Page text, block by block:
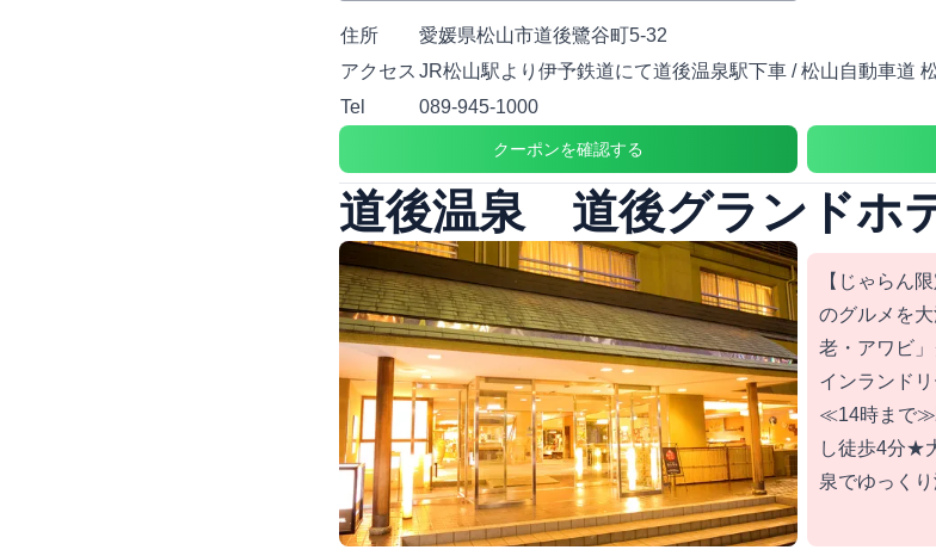
住所
愛媛県松山市道後鷺谷町5-32
アクセス JR松山駅より伊予鉄道にて道後温泉駅下車 / 松山自動車道
Tel
089-945-1000
クーポンを確認する
道後温泉 道後グランドホ
【じゃらん
のグルメを
老・アワビ
インランド
≪14時まで≫
し徒歩4分★
泉でゆっく